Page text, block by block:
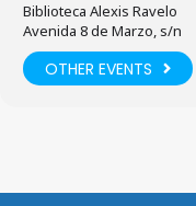
Biblioteca Alexis Ravelo
Avenida 8 de Marzo, s/n
OTHER EVENTS